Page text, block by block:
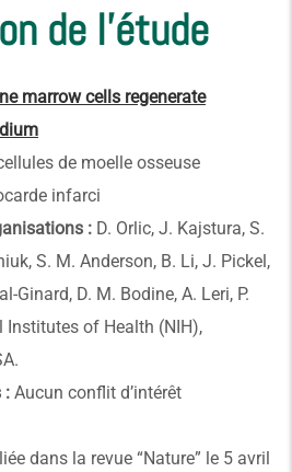
de l'étude
marrow cells regenerate
de moelle osseuse
infarci
: D. Orlic, J. Kajstura, S.
S. M. Anderson, B. Li, J. Pickel,
Ginard, D. M. Bodine, A. Leri, P.
Institutes of Health (NIH),
: Aucun conflit d’intérêt
dans la revue “Nature” le 5 avril